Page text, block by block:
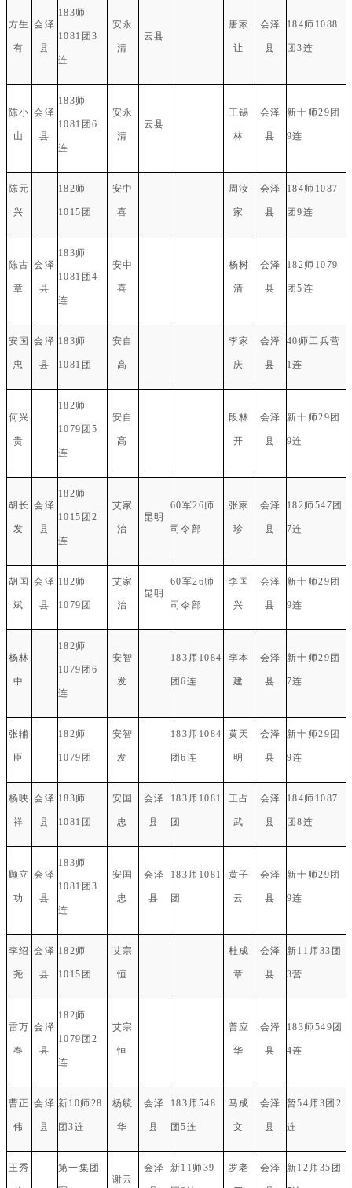
方生
有
会泽
县
183师
1081团3
连
安永
清
云县
唐家
让
会泽
县
184师1088
团3连
陈小
山
会泽
县
183师
1081团6
连
安永
清
云县
王锡
林
会泽
县
新十师29团
9连
陈元
兴
182师
1015团
安中
喜
周汝
家
会泽
县
184师1087
团9连
陈古
章
会泽
县
183师
1081团4
连
安中
喜
杨树
清
会泽
县
182师1079
团5连
安国
忠
会泽
县
183师
1081团
安自
高
李家
庆
会泽
县
40师工兵营
1连
何兴
贵
182师
1079团5
连
安自
高
段林
开
会泽
县
新十师29团
9连
胡长
发
会泽
县
182师
1015团2
连
艾家
治
昆明
60军26师
司令部
张家
珍
会泽
县
182师547团
7连
胡国
斌
会泽
县
182师
1079团
艾家
治
昆明
60军26师
司令部
李国
兴
会泽
县
新十师29团
9连
杨林
中
182师
1079团6
连
安智
发
183师1084
团6连
李本
建
会泽
县
新十师29团
7连
张辅
臣
182师
1079团
安智
发
183师1084
团6连
黄天
明
会泽
县
新十师29团
9连
杨映
祥
会泽
县
183师
1081团
安国
忠
会泽
县
183师1081
团
王占
武
会泽
县
184师1087
团8连
顾立
功
会泽
县
183师
1081团3
连
安国
忠
会泽
县
183师1081
团
黄子
云
会泽
县
新十师29团
9连
李绍
尧
会泽
县
182师
1015团
艾宗
恒
杜成
章
会泽
县
新11师33团
3营
雷万
春
会泽
县
182师
1079团2
连
艾宗
恒
普应
华
会泽
县
183师549团
4连
曹正
伟
会泽
县
新10师28
团3连
杨毓
华
会泽
县
183师548
团5连
马成
文
会泽
县
暂54师3团2
连
王秀 第一集团
谢云
会泽 新11师39 罗老 会泽 新12师35团